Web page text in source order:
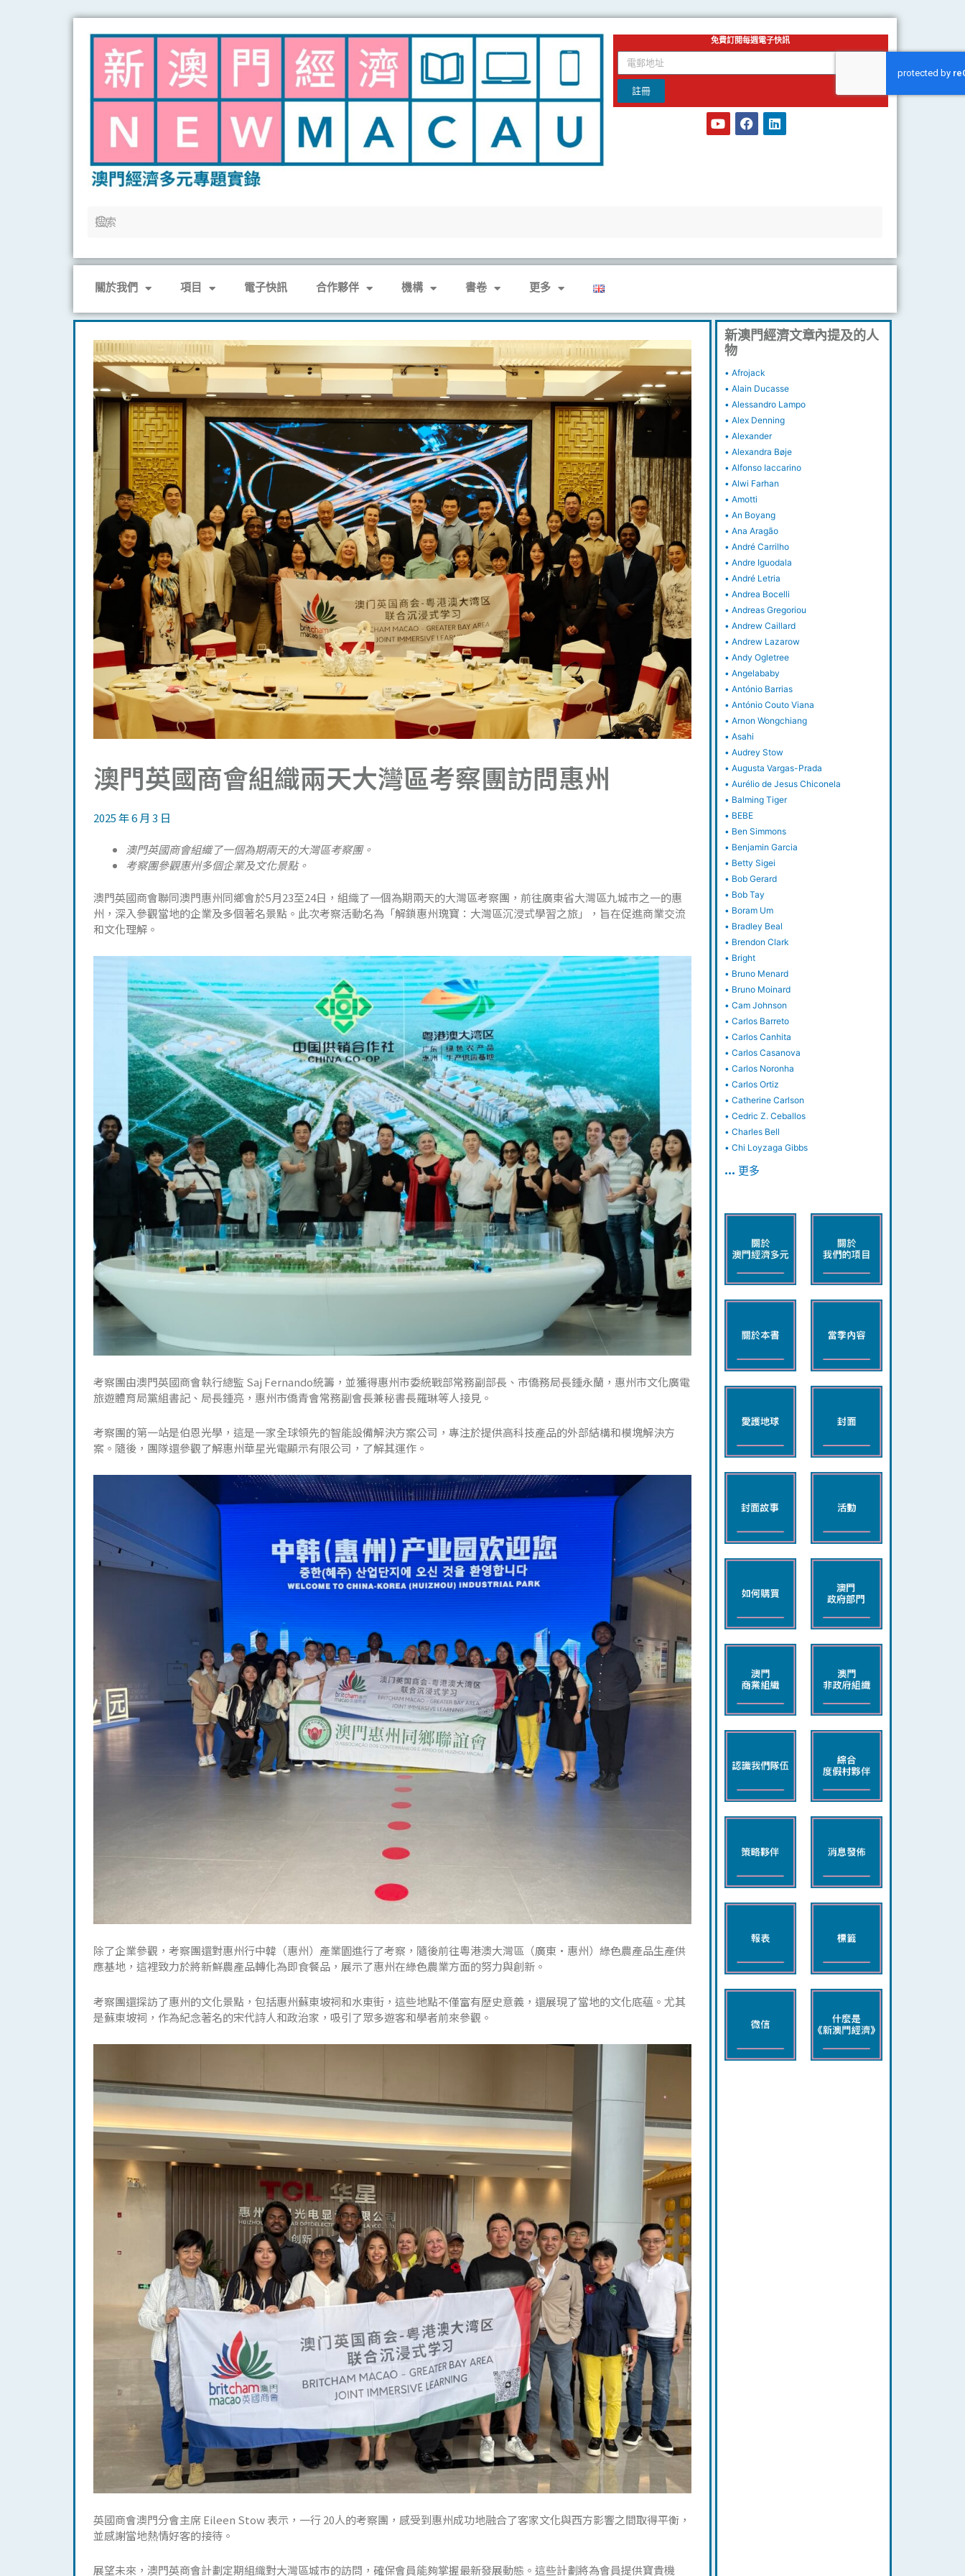
免費訂閱每週電子快訊
email
註冊
關於我們 項目 電子快訊 合作夥伴 機構 書卷 更多
澳門英國商會組織兩天大灣區考察團訪問惠州
2025 年 6 月 3 日
澳門英國商會組織了一個為期兩天的大灣區考察團。
考察團參觀惠州多個企業及文化景點。
澳門英國商會聯同澳門惠州同鄉會於5月23至24日，組織了一個為期兩天的大灣區考察團，前往廣東省大灣區九城市之一的惠
州，深入參觀當地的企業及多個著名景點。此次考察活動名為「解鎖惠州瑰寶：大灣區沉浸式學習之旅」，旨在促進商業交流
和文化理解。
考察團由澳門英國商會執行總監 Saj Fernando統籌，並獲得惠州市委統戰部常務副部長、市僑務局長鍾永蘭，惠州市文化廣電
旅遊體育局黨組書記、局長鍾亮，惠州市僑青會常務副會長兼秘書長羅琳等人接見。
考察團的第一站是伯恩光學，這是一家全球領先的智能設備解決方案公司，專注於提供高科技產品的外部結構和模塊解決方
案。隨後，團隊還參觀了解惠州華星光電顯示有限公司，了解其運作。
除了企業參觀，考察團還對惠州行中韓（惠州）產業園進行了考察，隨後前往粵港澳大灣區（廣東·惠州）綠色農產品生產供
應基地，這裡致力於將新鮮農產品轉化為即食餐品，展示了惠州在綠色農業方面的努力與創新。
考察團還探訪了惠州的文化景點，包括惠州蘇東坡祠和水東街，這些地點不僅富有歷史意義，還展現了當地的文化底蘊。尤其
是蘇東坡祠，作為紀念著名的宋代詩人和政治家，吸引了眾多遊客和學者前來參觀。
英國商會澳門分會主席 Eileen Stow 表示，一行 20人的考察團，感受到惠州成功地融合了客家文化與西方影響之間取得平衡，
並感謝當地熱情好客的接待。
展望未來，澳門英商會計劃定期組織對大灣區城市的訪問，確保會員能夠掌握最新發展動態。這些計劃將為會員提供寶貴機
新澳門經濟文章內提及的人
物
•Afrojack
•Alain Ducasse
•Alessandro Lampo
•Alex Denning
•Alexander
•Alexandra Bøje
•Alfonso Iaccarino
•Alwi Farhan
•Amotti
•An Boyang
•Ana Aragão
•André Carrilho
•Andre Iguodala
•André Letria
•Andrea Bocelli
•Andreas Gregoriou
•Andrew Caillard
•Andrew Lazarow
•Andy Ogletree
•Angelababy
•António Barrias
•António Couto Viana
•Arnon Wongchiang
•Asahi
•Audrey Stow
•Augusta Vargas-Prada
•Aurélio de Jesus Chiconela
• Balming Tiger
• BEBE
• Ben Simmons
• Benjamin Garcia
• Betty Sigei
• Bob Gerard
• Bob Tay
• Boram Um
• Bradley Beal
• Brendon Clark
• Bright
• Bruno Menard
• Bruno Moinard
•Cam Johnson
•Carlos Barreto
•Carlos Canhita
•Carlos Casanova
•Carlos Noronha
•Carlos Ortiz
•Catherine Carlson
•Cedric Z. Ceballos
•Charles Bell
•Chi Loyzaga Gibbs
… 更多